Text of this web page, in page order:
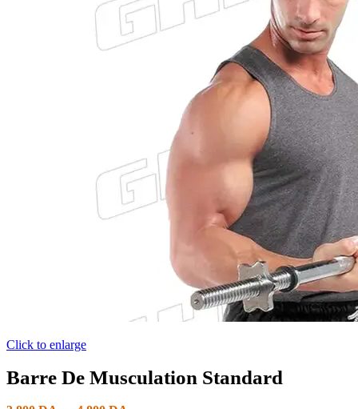
Click to enlarge
Barre De Musculation Standard